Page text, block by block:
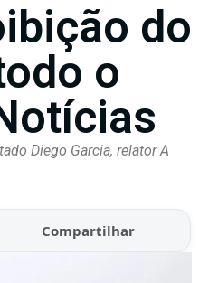
do
o
Diego Garcia, relator A
Compartilhar